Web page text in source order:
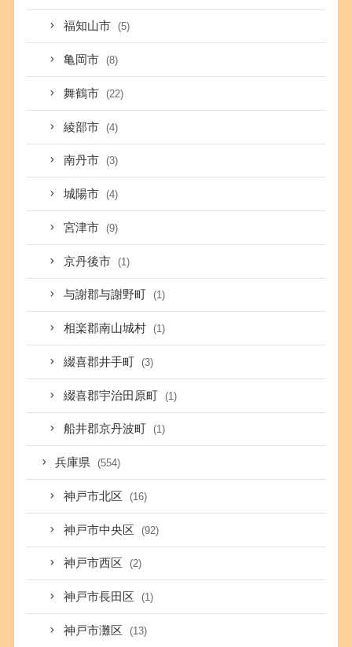
福知山市 (5)
亀岡市 (8)
舞鶴市 (22)
綾部市 (4)
南丹市 (3)
城陽市 (4)
宮津市 (9)
京丹後市 (1)
与謝郡与謝野町 (1)
相楽郡南山城村 (1)
綴喜郡井手町 (3)
綴喜郡宇治田原町 (1)
船井郡京丹波町 (1)
兵庫県 (554)
神戸市北区 (16)
神戸市中央区 (92)
神戸市西区 (2)
神戸市長田区 (1)
神戸市灘区 (13)